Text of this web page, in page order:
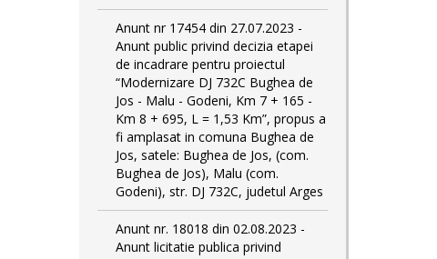
Anunt nr 17454 din 27.07.2023 -
Anunt public privind decizia etapei
de incadrare pentru proiectul
“Modernizare DJ 732C Bughea de
Jos - Malu - Godeni, Km 7 + 165 -
Km 8 + 695, L = 1,53 Km”, propus a
fi amplasat in comuna Bughea de
Jos, satele: Bughea de Jos, (com.
Bughea de Jos), Malu (com.
Godeni), str. DJ 732C, judetul Arges
Anunt nr. 18018 din 02.08.2023 -
Anunt licitatie publica privind